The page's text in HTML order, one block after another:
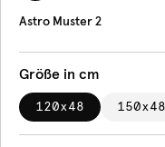
Astro Muster 2
Größe in cm
120x48 150x48